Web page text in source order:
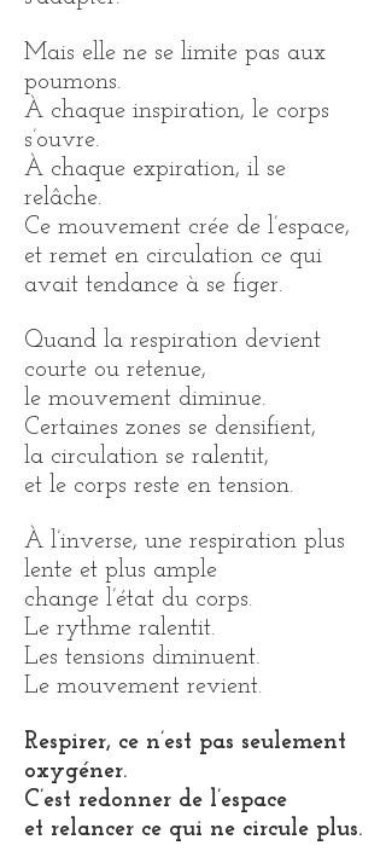
Mais elle ne se limite pas aux
poumons.
À chaque inspiration, le corps
s’ouvre.
À chaque expiration, il se
relâche.
Ce mouvement crée de l’espace,
et remet en circulation ce qui
avait tendance à se figer.
Quand la respiration devient
courte ou retenue,
le mouvement diminue.
Certaines zones se densifient,
la circulation se ralentit,
et le corps reste en tension.
À l’inverse, une respiration plus
lente et plus ample
change l’état du corps.
Le rythme ralentit.
Les tensions diminuent.
Le mouvement revient.
Respirer, ce n’est pas seulement
oxygéner.
C’est redonner de l’espace
et relancer ce qui ne circule plus.